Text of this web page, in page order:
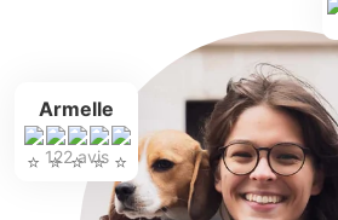
Armelle
122 avis